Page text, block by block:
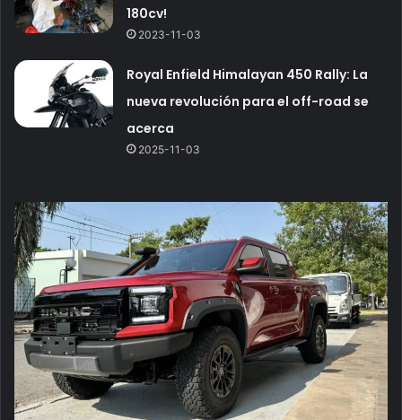
180cv!
2023-11-03
Royal Enfield Himalayan 450 Rally: La
nueva revolución para el off-road se
acerca
2025-11-03